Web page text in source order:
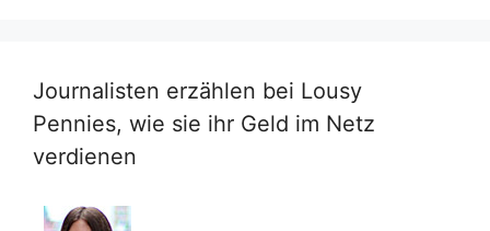
Journalisten erzählen bei Lousy
Pennies, wie sie ihr Geld im Netz
verdienen